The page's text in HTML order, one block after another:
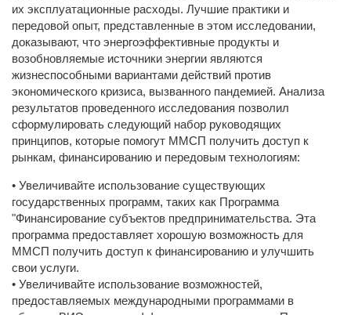
их эксплуатационные расходы. Лучшие практики и
передовой опыт, представленные в этом исследовании,
доказывают, что энергоэффективные продукты и
возобновляемые источники энергии являются
жизнеспособными вариантами действий против
экономического кризиса, вызванного пандемией. Анализа
результатов проведенного исследования позволил
сформулировать следующий набор руководящих
принципов, которые помогут ММСП получить доступ к
рынкам, финансированию и передовым технологиям:
• Увеличивайте использование существующих
государственных программ, таких как Программа
"Финансирование субъектов предпринимательства. Эта
программа предоставляет хорошую возможность для
ММСП получить доступ к финансированию и улучшить
свои услуги.
• Увеличивайте использование возможностей,
предоставляемых международными программами в